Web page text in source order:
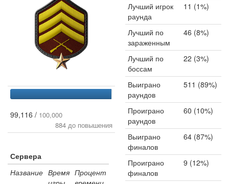
99,116 / 100,000
884 до повышения
Сервера
Название Время Процент
Лучший игрок
раунда
11 (1%)
Лучший по
зараженным
46 (8%)
Лучший по
боссам
22 (3%)
Выиграно
раундов
511 (89%)
Проиграно
раундов
60 (10%)
Выиграно
финалов
64 (87%)
Проиграно
финалов
9 (12%)